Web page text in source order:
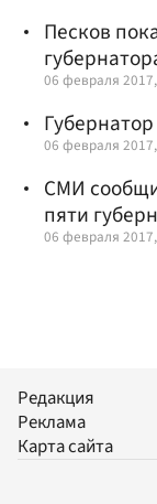
Песков
06 февраля
06 февраля
СМИ
пяти
06 февраля
Редакция
Реклама
Карта сайта